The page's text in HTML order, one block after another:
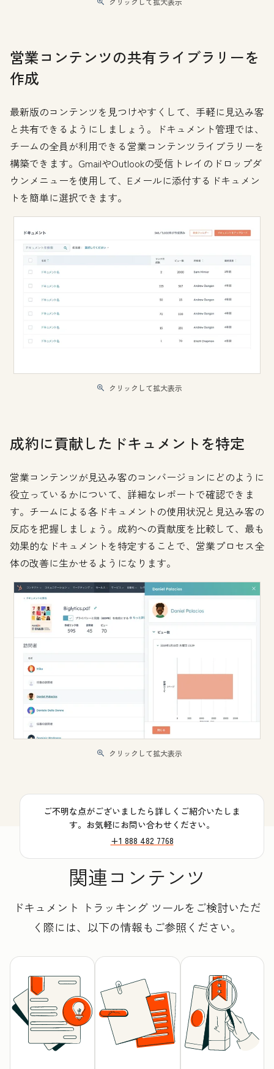
営業コンテンツの共有ライブラリーを
作成
最新版のコンテンツを見つけやすくして、手軽に見込み客
と共有できるようにしましょう。ドキュメント管理では、
チームの全員が利用できる営業コンテンツライブラリーを
構築できます。GmailやOutlookの受信トレイのドロップダ
ウンメニューを使用して、Eメールに添付するドキュメン
トを簡単に選択できます。
クリックして拡大表示
成約に貢献したドキュメントを特定
営業コンテンツが見込み客のコンバージョンにどのように
役立っているかについて、詳細なレポートで確認できま
す。チームによる各ドキュメントの使用状況と見込み客の
反応を把握しましょう。成約への貢献度を比較して、最も
効果的なドキュメントを特定することで、営業プロセス全
体の改善に生かせるようになります。
クリックして拡大表示
ご不明な点がございましたら詳しくご紹介いたしま
す。お気軽にお問い合わせください。
+1 888 482 7768
関連コンテンツ
ドキュメント トラッキング ツールをご検討いただ
く際には、以下の情報もご参照ください。